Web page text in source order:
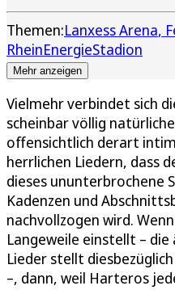
Themen:Lanxess Arena
RheinEnergieStadion
Mehr anzeigen
Vielmehr verbindet sich
scheinbar völlig
offensichtlich derart
herrlichen Liedern, dass
dieses ununterbrochene
Kadenzen und
nachvollzogen wird.
Langeweile einstellt – die
Lieder stellt
–, dann, weil Harteros